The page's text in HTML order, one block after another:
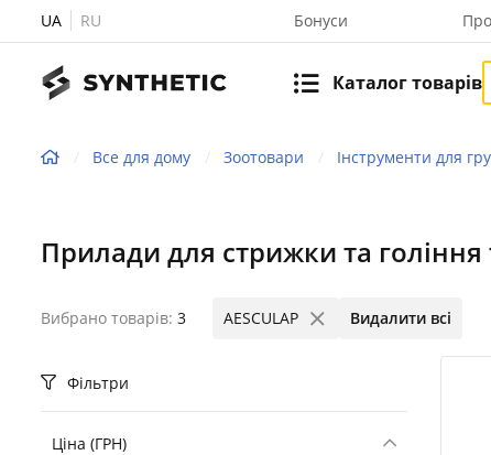
UA RU Бонуси
Каталог товарів
Все для дому Зоотовари Інструменти для
Прилади для стрижки та гоління
Вибрано товарів: 3 Видалити всі
AESCULAP
Фільтри
Ціна (ГРН)